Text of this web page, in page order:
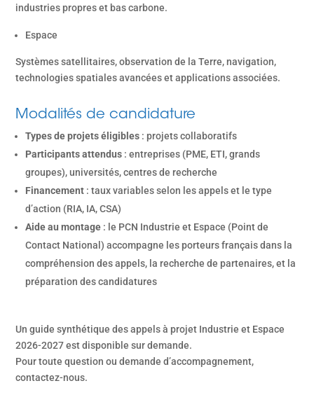
industries propres et bas carbone.
Espace
Systèmes satellitaires, observation de la Terre, navigation,
technologies spatiales avancées et applications associées.
Modalités de candidature
Types de projets éligibles : projets collaboratifs
Participants attendus : entreprises (PME, ETI, grands
groupes), universités, centres de recherche
Financement : taux variables selon les appels et le type
d’action (RIA, IA, CSA)
Aide au montage : le PCN Industrie et Espace (Point de
Contact National) accompagne les porteurs français dans la
compréhension des appels, la recherche de partenaires, et la
préparation des candidatures
Un guide synthétique des appels à projet Industrie et Espace
2026-2027 est disponible sur demande.
Pour toute question ou demande d’accompagnement,
contactez-nous.